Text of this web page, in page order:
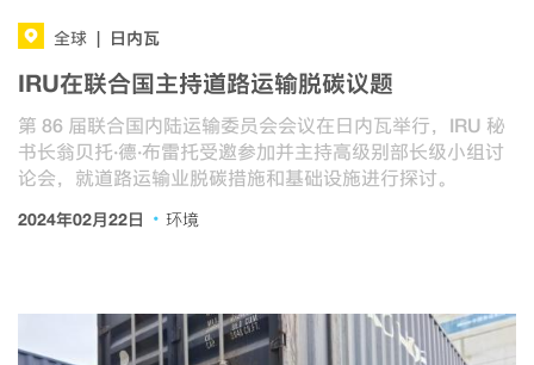
全球 日内瓦
IRU在联合国主持道路运输脱碳议题
第 86 届联合国内陆运输委员会会议在日内瓦举行，IRU 秘
书长翁贝托·德·布雷托受邀参加并主持高级别部长级小组讨
论会，就道路运输业脱碳措施和基础设施进行探讨。
2024年02月22日 · 环境